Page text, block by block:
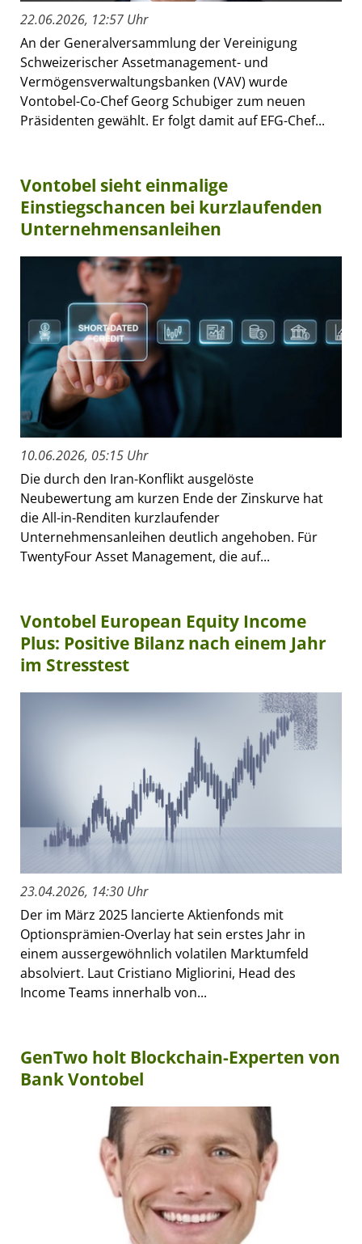
22.06.2026, 12:57 Uhr
An der Generalversammlung der Vereinigung
Schweizerischer Assetmanagement- und
Vermögensverwaltungsbanken (VAV) wurde
Vontobel-Co-Chef Georg Schubiger zum neuen
Präsidenten gewählt. Er folgt damit auf EFG-Chef...
Vontobel sieht einmalige
Einstiegschancen bei kurzlaufenden
Unternehmensanleihen
10.06.2026, 05:15 Uhr
Die durch den Iran-Konflikt ausgelöste
Neubewertung am kurzen Ende der Zinskurve hat
die All-in-Renditen kurzlaufender
Unternehmensanleihen deutlich angehoben. Für
TwentyFour Asset Management, die auf...
Vontobel European Equity Income
Plus: Positive Bilanz nach einem Jahr
im Stresstest
23.04.2026, 14:30 Uhr
Der im März 2025 lancierte Aktienfonds mit
Optionsprämien-Overlay hat sein erstes Jahr in
einem aussergewöhnlich volatilen Marktumfeld
absolviert. Laut Cristiano Migliorini, Head des
Income Teams innerhalb von...
GenTwo holt Blockchain-Experten von
Bank Vontobel